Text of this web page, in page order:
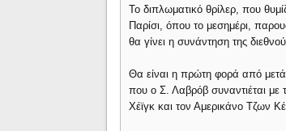
Το διπλωματικό θρίλερ, που
Παρίσι, όπου το μεσημέρι,
θα γίνει η συνάντηση της
Θα είναι η πρώτη φορά από
που ο Σ. Λαβρόβ συναντιέται με
Χέϊγκ και τον Αμερικάνο Τζων